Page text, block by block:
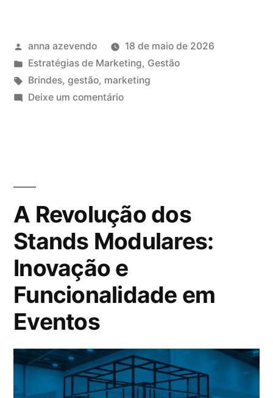
anna azevendo
18 de maio de 2026
Estratégias de Marketing, Gestão
Brindes, gestão, marketing
Deixe um comentário
A Revolução dos
Stands Modulares:
Inovação e
Funcionalidade em
Eventos